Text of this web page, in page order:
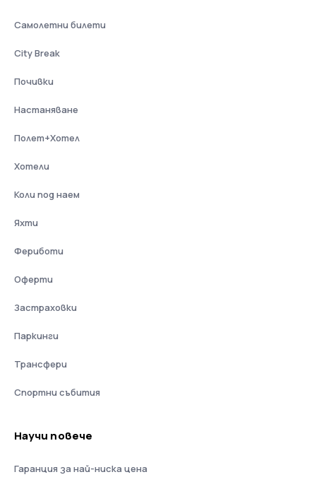
Самолетни билети
City Break
Почивки
Настаняване
Полет+Хотел
Хотели
Коли под наем
Яхти
Фериботи
Оферти
Застраховки
Паркинги
Трансфери
Спортни събития
Научи повече
Гаранция за най-ниска цена